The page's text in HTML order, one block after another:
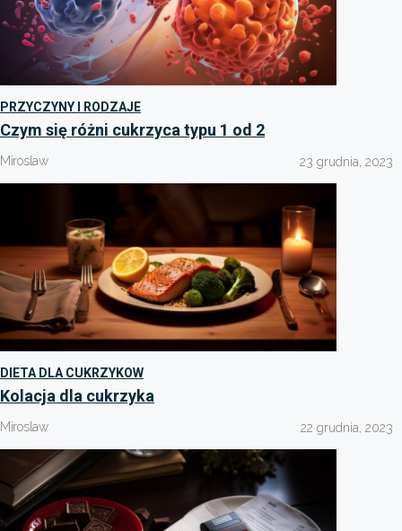
PRZYCZYNY I RODZAJE
Czym się różni cukrzyca typu 1 od 2
Miroslaw 23 grudnia, 2023
DIETA DLA CUKRZYKOW
Kolacja dla cukrzyka
Miroslaw 22 grudnia, 2023